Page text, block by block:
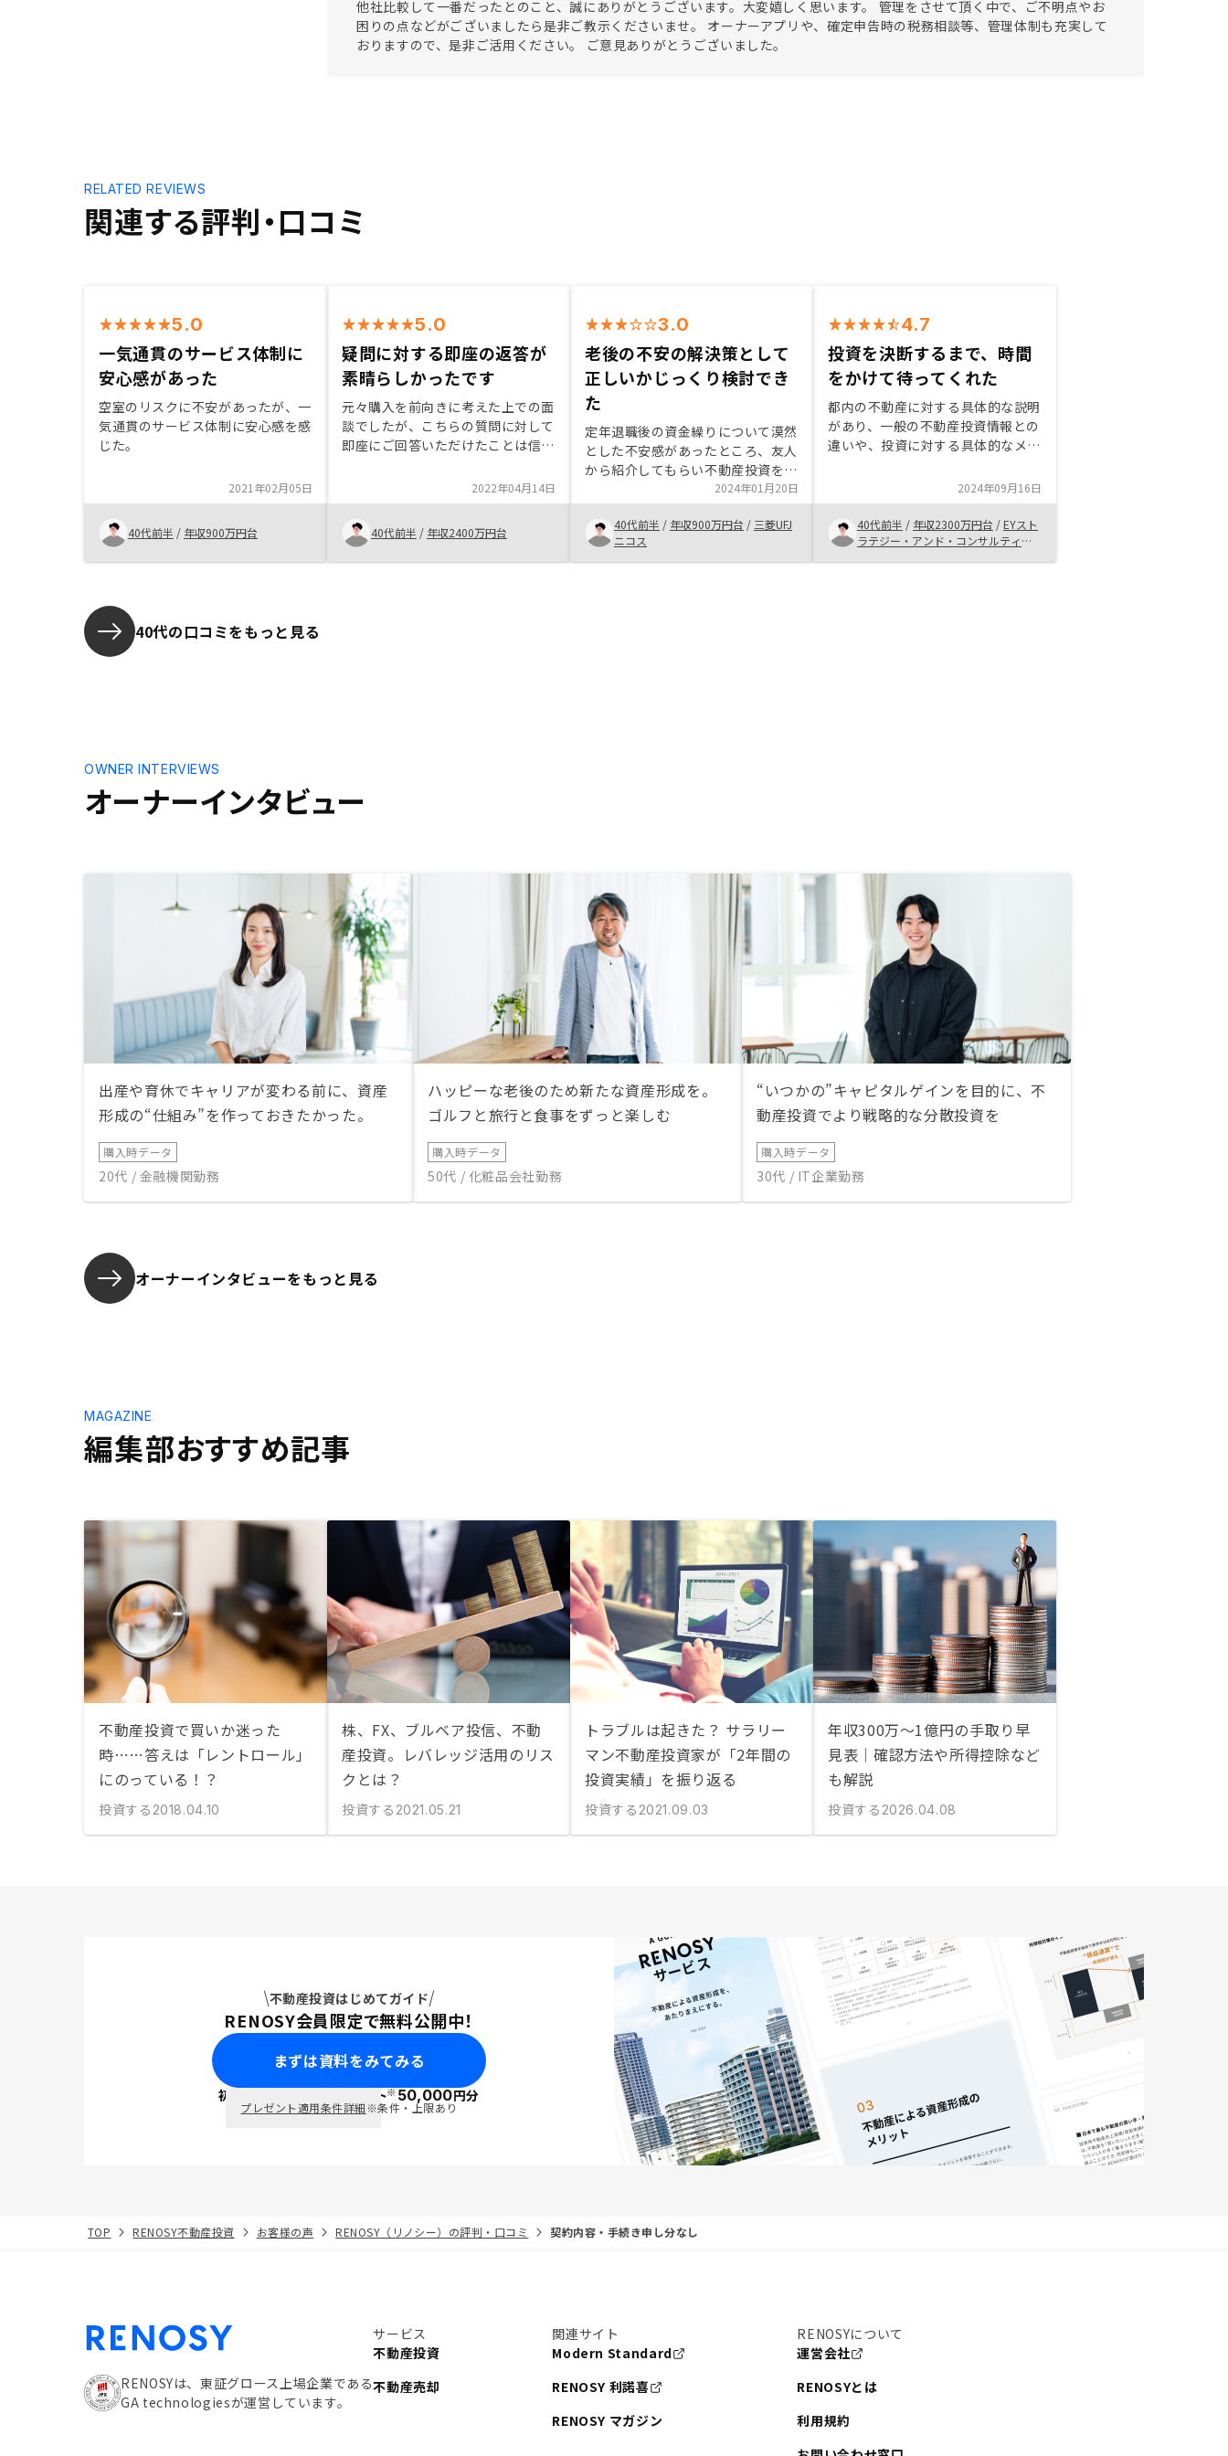
他社比較して一番だったとのこと、誠にありがとうございます。大変嬉しく思います。 管理をさせて頂く中で、ご不明点やお
困りの点などがございましたら是非ご教示くださいませ。 オーナーアプリや、確定申告時の税務相談等、管理体制も充実して
おりますので、是非ご活用ください。 ご意見ありがとうございました。
関連する評判・口コミ
RELATED REVIEWS
5.0
一気通貫のサービス体制に
安心感があった
空室のリスクに不安があったが、一
気通貫のサービス体制に安心感を感
じた。
2021年02月05日
40代前半 / 年収900万円台
5.0
疑問に対する即座の返答が
素晴らしかったです
元々購入を前向きに考えた上での面
談でしたが、こちらの質問に対して
即座にご回答いただけたことは信頼
いただいた森下様(お名前をお出し
することに問題があれば伏せていた
だければ幸いです)、その後を引き
継いでくださった髙橋様(同上)、根
本様(同上)皆様に感謝もうしあげま
2022年04月14日
40代前半 / 年収2400万円台
3.0
老後の不安の解決策として
正しいかじっくり検討でき
た
定年退職後の資金繰りについて漠然
とした不安感があったところ、友人
から紹介してもらい不動産投資を具
体的に検討してみることにしまし
た。サラリーマンであるという信用
力をを使いチャレンジできるので、
家計の見直しとは別に、プラスアル
ファで資産形成できるのが魅力と感
2024年01月20日
40代前半 / 年収900万円台 / 三菱UFJ
ニコス
4.7
投資を決断するまで、時間
をかけて待ってくれた
都内の不動産に対する具体的な説明
があり、一般の不動産投資情報との
違いや、投資に対する具体的なメリ
ことが決め手となった。 また、友
人が貴社から物件を購入し、すでに
投資を行って成功している点も信頼
に繋がった。
2024年09月16日
40代前半 / 年収2300万円台 /EYスト
ラテジー・アンド・コンサルティン
40代の口コミをもっと見る
オーナーインタビュー
OWNER INTERVIEWS
出産や育休でキャリアが変わる前に、資産
形成の“仕組み”を作っておきたかった。
購入時データ
20代 / 金融機関勤務
ハッピーな老後のため新たな資産形成を。
ゴルフと旅行と食事をずっと楽しむ
購入時データ
50代 / 化粧品会社勤務
“いつかの”キャピタルゲインを目的に、不
動産投資でより戦略的な分散投資を
購入時データ
30代 / IT企業勤務
オーナーインタビューをもっと見る
編集部おすすめ記事
MAGAZINE
不動産投資で買いか迷った
時……答えは「レントロール」
にのっている！？
投資する 2018.04.10
株、FX、ブルベア投信、不動
産投資。レバレッジ活用のリス
クとは？
投資する 2021.05.21
トラブルは起きた？ サラリー
マン不動産投資家が「2年間の
投資実績」を振り返る
投資する 2021.09.03
年収300万〜1億円の手取り早
見表｜確認方法や所得控除など
も解説
投資する 2026.04.08
不動産投資はじめてガイド
RENOSY会員限定で無料公開中！
まずは資料をみてみる
初回面談で ポイント※50,000円分
プレゼント適用条件詳細※条件・上限あり
TOP RENOSY不動産投資 お客様の声 RENOSY（リノシー）の評判・口コミ 契約内容・手続き申し分なし
RENOSYは、東証グロース上場企業である
GA technologiesが運営しています。
サービス
不動産投資
不動産売却
関連サイト
Modern Standard
RENOSY 利諾喜
RENOSY マガジン
RENOSYについて
運営会社
RENOSYとは
利用規約